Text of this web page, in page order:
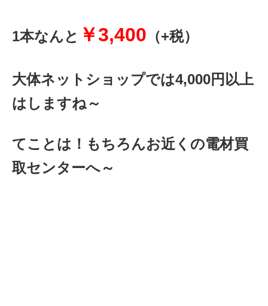
1本なんと ￥3,400 （+税）
大体ネットショップでは4,000円以上
はしますね～
てことは！もちろんお近くの電材買
取センターへ～